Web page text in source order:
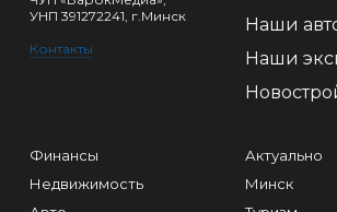
УНП 391272241, г.Минск
Контакты
Наши
Наши
Финансы
Недвижимость
Актуально
Минск